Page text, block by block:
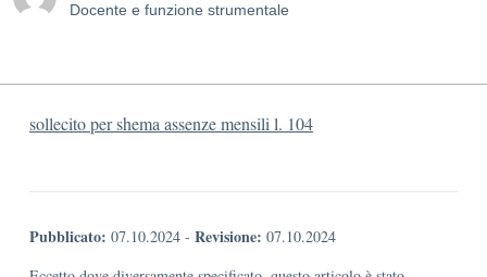
Docente e funzione strumentale
sollecito per shema assenze mensili l. 104
Pubblicato: 07.10.2024 - Revisione: 07.10.2024